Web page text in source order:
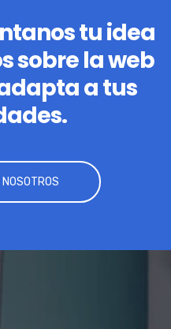
tu idea
sobre la web
a tus